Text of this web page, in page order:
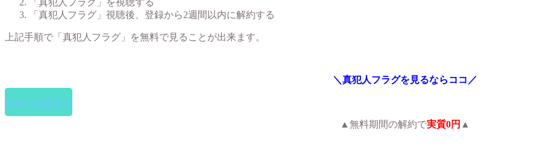
「真犯人フラグ」を視聴する
「真犯人フラグ」視聴後、登録から2週間以内に解約する
上記手順で「真犯人フラグ」を無料で見ることが出来ます。
＼真犯人フラグを見るならココ／
Huluに登録する
▲無料期間の解約で実質0円 ▲